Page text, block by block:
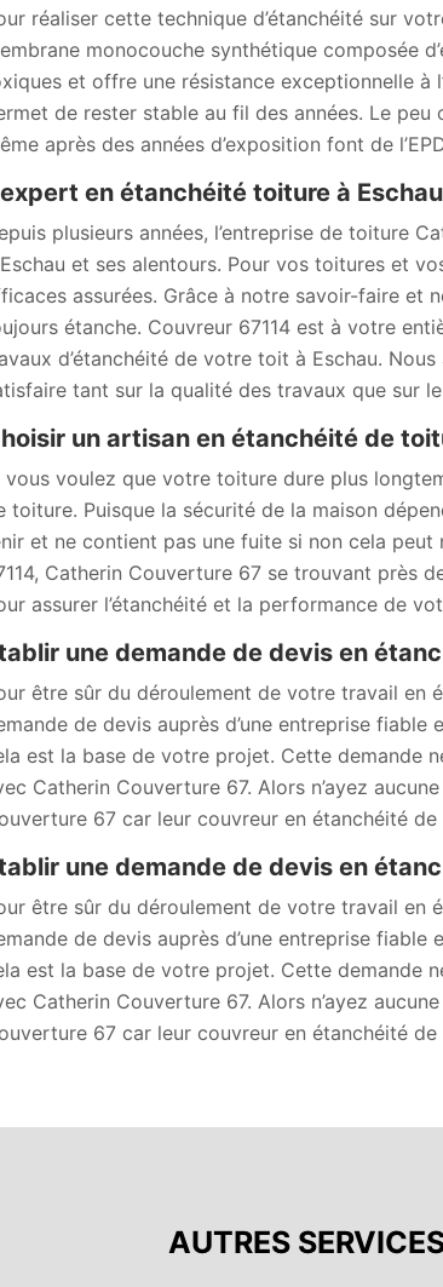
réaliser cette technique d’étanchéité sur
monocouche synthétique composée
et offre une résistance exceptionnelle à
de rester stable au fil des années. Le
après des années d’exposition font de
en étanchéité toiture à
plusieurs années, l’entreprise de toiture
et ses alentours. Pour vos toitures et
assurées. Grâce à notre savoir-faire et
étanche. Couvreur 67114 est à votre
d’étanchéité de votre toit à Eschau.
tant sur la qualité des travaux que sur
un artisan en étanchéité de
vous voulez que votre toiture dure plus
toiture. Puisque la sécurité de la maison
et ne contient pas une fuite si non cela
Catherin Couverture 67 se trouvant près
assurer l’étanchéité et la performance de
une demande de devis en
être sûr du déroulement de votre travail en
de devis auprès d’une entreprise
est la base de votre projet. Cette demande
Catherin Couverture 67. Alors n’ayez
67 car leur couvreur en étanchéité
une demande de devis en
être sûr du déroulement de votre travail en
de devis auprès d’une entreprise
est la base de votre projet. Cette demande
Catherin Couverture 67. Alors n’ayez
67 car leur couvreur en étanchéité
AUTRES